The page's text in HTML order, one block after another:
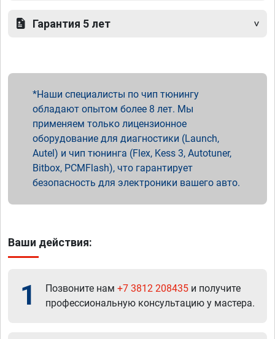
Гарантия 5 лет
Наши специалисты по чип тюнингу
обладают опытом более 8 лет. Мы
применяем только лицензионное
оборудование для диагностики (Launch,
Autel) и чип тюнинга (Flex, Kess 3, Autotuner,
Bitbox, PCMFlash), что гарантирует
безопасность для электроники вашего авто.
Ваши действия:
1 Позвоните нам +7 3812 208435 и получите
профессиональную консультацию у мастера.